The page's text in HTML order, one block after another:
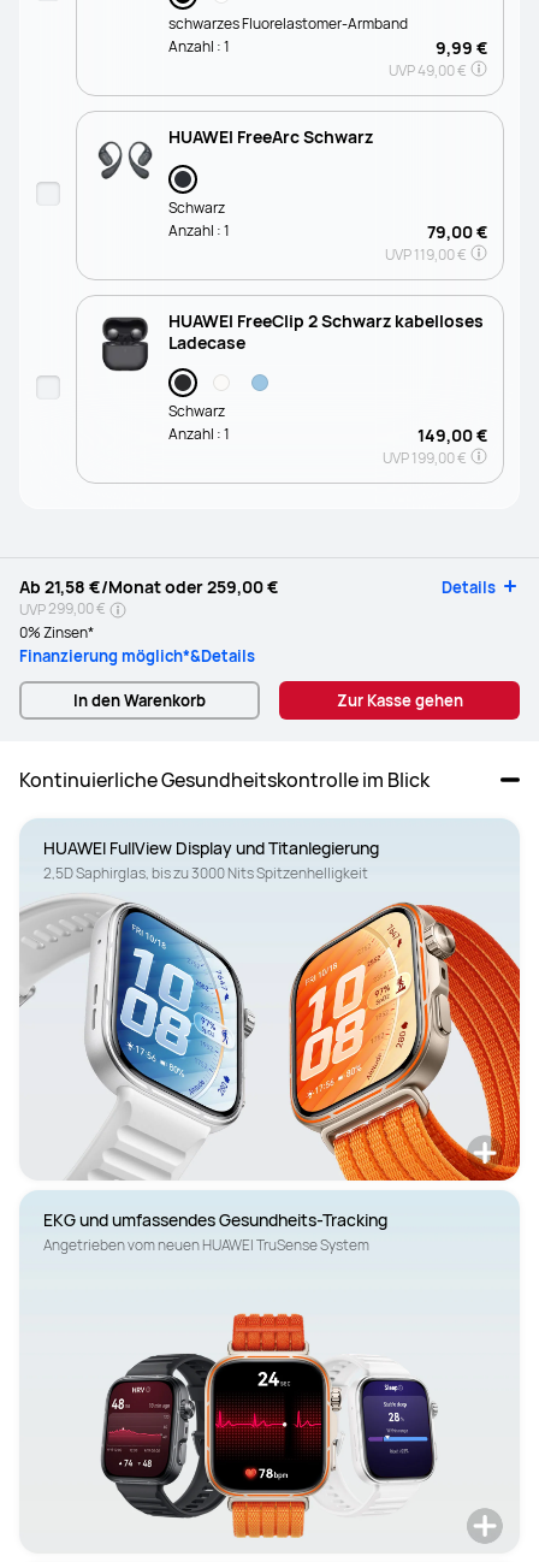
schwarzes Fluorelastomer-Armband
9,99 €
UVP49,00 €
Anzahl :1
HUAWEI FreeArc Schwarz
Schwarz
79,00 €
UVP119,00 €
Anzahl :1
HUAWEI FreeClip 2 Schwarz kabelloses
Ladecase
Schwarz
149,00 €
UVP199,00 €
Anzahl :1
Ab 21,58 €/Monat oder259,00 € Details
UVP299,00 €
0% Zinsen*
Finanzierung möglich*&Details
In den Warenkorb Zur Kasse gehen
Kontinuierliche Gesundheitskontrolle im Blick
2,5D Saphirglas, bis zu 3000 Nits Spitzenhelligkeit
Angetrieben vom neuen HUAWEI TruSense System